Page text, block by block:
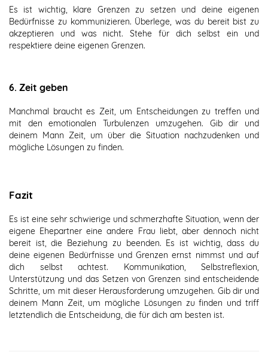
Es ist wichtig, klare Grenzen zu setzen und deine eigenen
Bedürfnisse zu kommunizieren. Überlege, was du bereit bist zu
akzeptieren und was nicht. Stehe für dich selbst ein und
respektiere deine eigenen Grenzen.
6. Zeit geben
Manchmal braucht es Zeit, um Entscheidungen zu treffen und
mit den emotionalen Turbulenzen umzugehen. Gib dir und
deinem Mann Zeit, um über die Situation nachzudenken und
mögliche Lösungen zu finden.
Fazit
Es ist eine sehr schwierige und schmerzhafte Situation, wenn der
eigene Ehepartner eine andere Frau liebt, aber dennoch nicht
bereit ist, die Beziehung zu beenden. Es ist wichtig, dass du
deine eigenen Bedürfnisse und Grenzen ernst nimmst und auf
dich selbst achtest. Kommunikation, Selbstreflexion,
Unterstützung und das Setzen von Grenzen sind entscheidende
Schritte, um mit dieser Herausforderung umzugehen. Gib dir und
deinem Mann Zeit, um mögliche Lösungen zu finden und triff
letztendlich die Entscheidung, die für dich am besten ist.